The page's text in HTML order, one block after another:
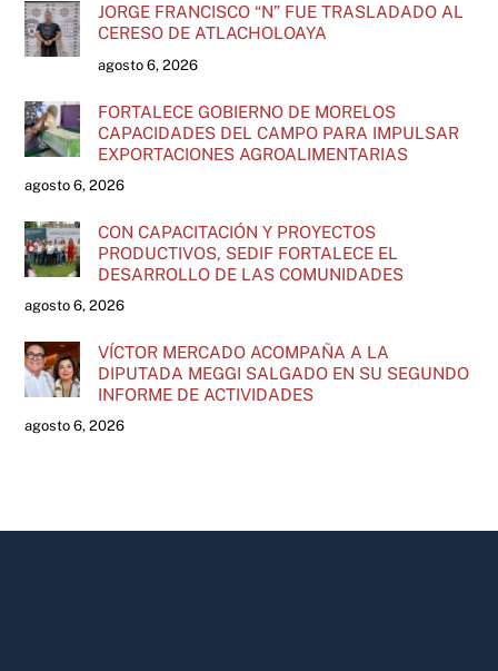
JORGE FRANCISCO “N” FUE TRASLADADO AL
CERESO DE ATLACHOLOAYA
agosto 6, 2026
FORTALECE GOBIERNO DE MORELOS
CAPACIDADES DEL CAMPO PARA IMPULSAR
EXPORTACIONES AGROALIMENTARIAS
agosto 6, 2026
CON CAPACITACIÓN Y PROYECTOS
PRODUCTIVOS, SEDIF FORTALECE EL
DESARROLLO DE LAS COMUNIDADES
agosto 6, 2026
VÍCTOR MERCADO ACOMPAÑA A LA
DIPUTADA MEGGI SALGADO EN SU SEGUNDO
INFORME DE ACTIVIDADES
agosto 6, 2026